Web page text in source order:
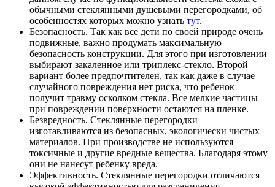
обычными стеклянными душевыми перегородками, об
особенностях которых можно узнать тут.
Безопасность. Так как все дети по своей природе очень
подвижные, важно продумать максимальную
безопасность конструкции. Для этого при изготовлении
выбирают закаленное или триплекс-стекло. Второй
вариант более предпочтителен, так как даже в случае
случайного повреждения нет риска, что ребенок
получит травму осколком стекла. Все мелкие частицы
при повреждении поверхности остаются на пленке.
Безвредность. Стеклянные перегородки
изготавливаются из безопасных, экологически чистых
материалов. При производстве не используются
токсичные и другие вредные вещества. Благодаря этому
они не нанесут ребенку вреда.
Эффективность. Стеклянные перегородки отличаются